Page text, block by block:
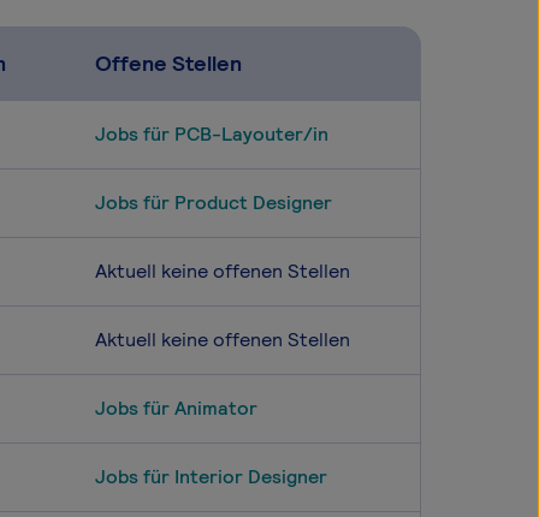
Offene Stellen
Jobs für PCB-Layouter/in
Jobs für Product Designer
Aktuell keine offenen Stellen
Aktuell keine offenen Stellen
Jobs für Animator
Jobs für Interior Designer